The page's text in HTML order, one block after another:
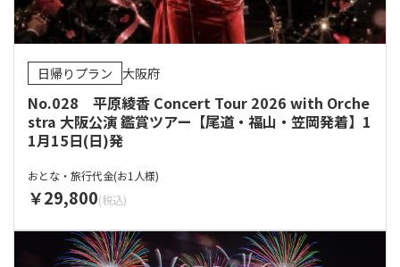
日帰りプラン 大阪府
No.028 平原綾香 Concert Tour 2026 with Orche
stra 大阪公演 鑑賞ツアー【尾道・福山・笠岡発着】1
1月15日(日)発
おとな・旅行代金(お1人様)
29,800